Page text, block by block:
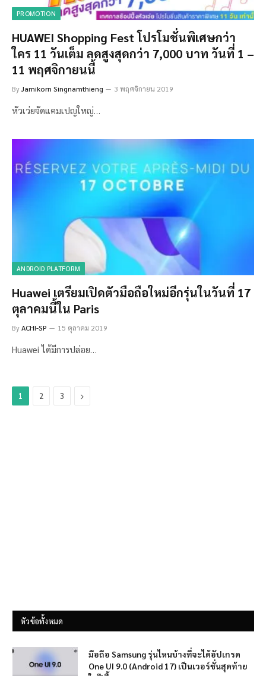
PROMOTION
HUAWEI Shopping Fest โปรโมชั่นพิเศษกว่า
ใคร 11 วันเต็ม ลดสูงสุดกว่า 7,000 บาท วันที่ 1 –
11 พฤศจิกายนนี้
ByJamikorn Singnamthieng 3 พฤศจิกายน 2019
หัวเว่ยจัดแคมเปญใหญ่…
ANDROID PLATFORM
Huawei เตรียมเปิดตัวมือถือใหม่อีกรุ่นในวันที่ 17
ตุลาคมนี้ใน Paris
ByACHI-SP 15 ตุลาคม 2019
Huawei ได้มีการปล่อย…
1 2 3 Next
หัวข้อทั้งหมด
มือถือ Samsung รุ่นไหนบ้างที่จะได้อัปเกรด
One UI 9.0 (Android 17) เป็นเวอร์ชั่นสุดท้าย